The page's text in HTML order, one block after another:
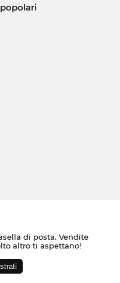
di posta. Vendite
altro ti aspettano!